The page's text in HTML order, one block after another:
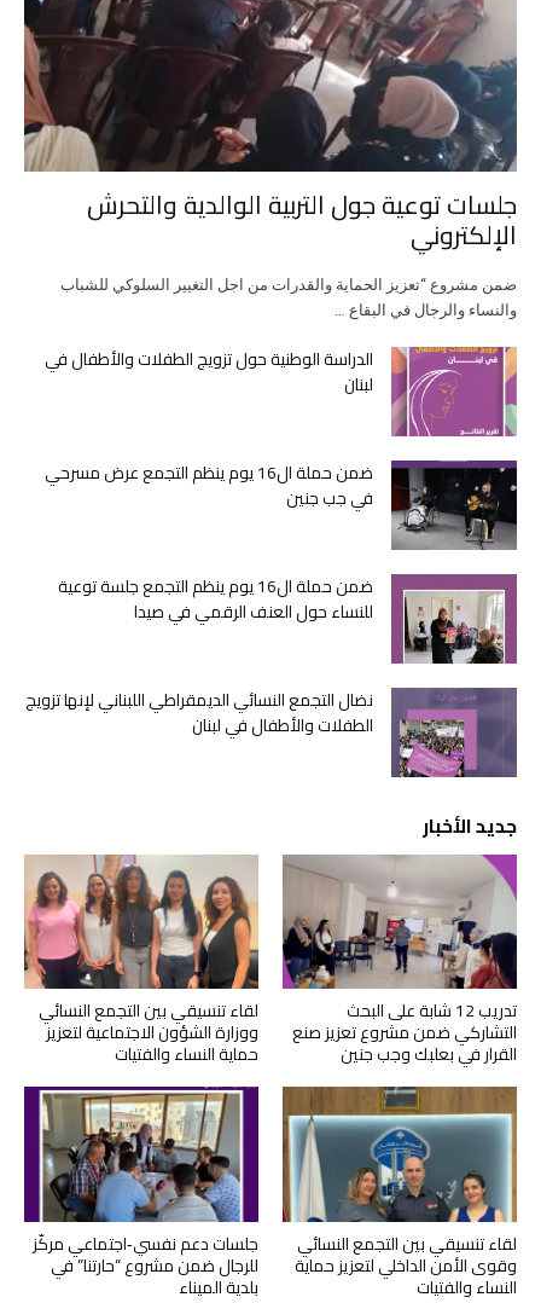
جلسات توعية جول التربية الوالدية والتحرش
الإلكتروني
ضمن مشروع “تعزيز الحماية والقدرات من اجل التغيير السلوكي للشباب
والنساء والرجال في البقاع …
الدراسة الوطنية حول تزويج الطفلات والأطفال في
لبنان
ضمن حملة ال16 يوم ينظم التجمع عرض مسرحي
في جب جنين
ضمن حملة ال16 يوم ينظم التجمع جلسة توعية
للنساء حول العنف الرقمي في صيدا
نضال التجمع النسائي الديمقراطي اللبناني لإنها تزويج
الطفلات والأطفال في لبنان
جديد الأخبار
لقاء تنسيقي بين التجمع النسائي
ووزارة الشؤون الاجتماعية لتعزيز
حماية النساء والفتيات
تدريب 12 شابة على البحث
التشاركي ضمن مشروع تعزيز صنع
القرار في بعلبك وجب جنين
جلسات دعم نفسي‑اجتماعي مركّز
للرجال ضمن مشروع “حارتنا” في
بلدية الميناء
لقاء تنسيقي بين التجمع النسائي
وقوى الأمن الداخلي لتعزيز حماية
النساء والفتيات